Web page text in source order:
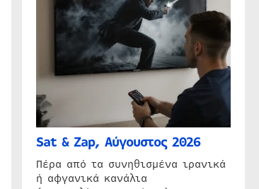
Sat & Zap, Αύγουστος 2026
Πέρα από τα συνηθισμένα ιρανικά
ή αφγανικά κανάλια